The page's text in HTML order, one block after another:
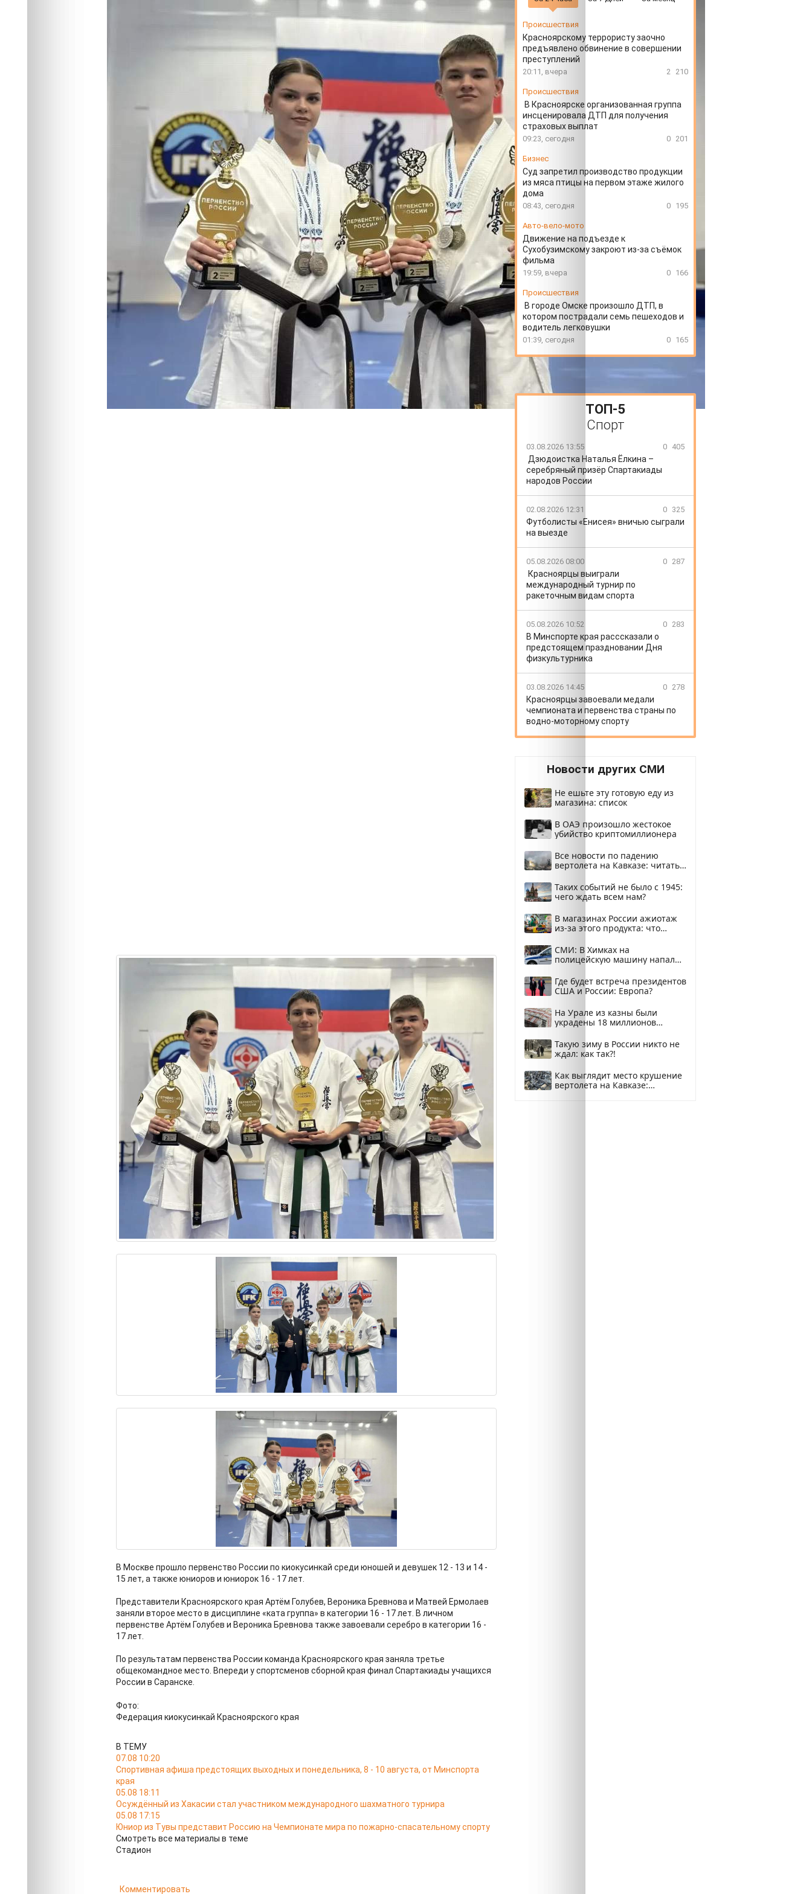
киокусинкай
30.05.2026 03:32478
В Москве прошло первенство России по киокусинкай среди юношей и девушек 12 - 13 и 14 -
15 лет, а также юниоров и юниорок 16 - 17 лет.
Представители Красноярского края Артём Голубев, Вероника Бревнова и Матвей Ермолаев
заняли второе место в дисциплине «ката группа» в категории 16 - 17 лет. В личном
первенстве Артём Голубев и Вероника Бревнова также завоевали серебро в категории 16 -
17 лет.
По результатам первенства России команда Красноярского края заняла третье
общекомандное место. Впереди у спортсменов сборной края финал Спартакиады учащихся
России в Саранске.
Фото:
Федерация киокусинкай Красноярского края
В ТЕМУ
07.08 10:20
Спортивная афиша предстоящих выходных и понедельника, 8 - 10 августа, от Минспорта
края
05.08 18:11
Осуждённый из Хакасии стал участником международного шахматного турнира
05.08 17:15
Юниор из Тувы представит Россию на Чемпионате мира по пожарно-спасательному спорту
Смотреть все материалы в теме
Стадион
Комментировать
Происшествия
Красноярскому террористу заочно
предъявлено обвинение в совершении
преступлений
20:11, вчера 2 210
Происшествия
В Красноярске организованная группа
инсценировала ДТП для получения
страховых выплат
09:23, сегодня 0 201
Бизнес
Суд запретил производство продукции
из мяса птицы на первом этаже жилого
дома
08:43, сегодня 0 195
Авто-вело-мото
Движение на подъезде к
Сухобузимскому закроют из-за съёмок
фильма
19:59, вчера 0 166
Происшествия
В городе Омске произошло ДТП, в
котором пострадали семь пешеходов и
водитель легковушки
01:39, сегодня 0 165
ТОП-5
Спорт
03.08.2026 13:55 0 405
Дзюдоистка Наталья Ёлкина –
серебряный призёр Спартакиады
народов России
02.08.2026 12:31 0 325
Футболисты «Енисея» вничью сыграли
на выезде
05.08.2026 08:00 0 287
Красноярцы выиграли
международный турнир по
ракеточным видам спорта
05.08.2026 10:52 0 283
В Минспорте края расссказали о
предстоящем праздновании Дня
физкультурника
03.08.2026 14:45 0 278
Красноярцы завоевали медали
чемпионата и первенства страны по
водно-моторному спорту
Новости других СМИ
Не ешьте эту готовую еду из
магазина: список
В ОАЭ произошло жестокое
убийство криптомиллионера
Все новости по падению
вертолета на Кавказе: читать
Таких событий не было с 1945:
чего ждать всем нам?
В магазинах России ажиотаж
из-за этого продукта: что
СМИ: В Химках на
полицейскую машину напали
Где будет встреча президентов
США и России: Европа?
На Урале из казны были
украдены 18 миллионов
Такую зиму в России никто не
ждал: как так?!
Как выглядит место крушение
вертолета на Кавказе: